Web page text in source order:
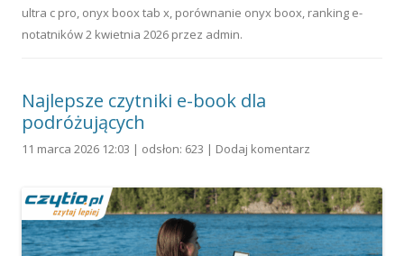
ultra c pro, onyx boox tab x, porównanie onyx boox, ranking e-
notatników2 kwietnia 2026 przez admin.
Najlepsze czytniki e-book dla
podróżujących
11 marca 2026 12:03 | odsłon: 623 | Dodaj komentarz